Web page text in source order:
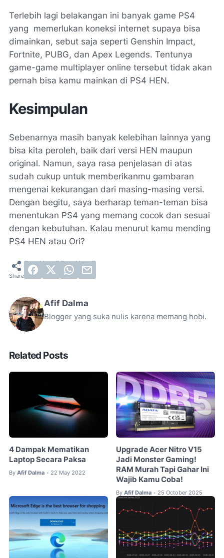
Terlebih lagi belakangan ini banyak game PS4
yang memerlukan koneksi internet supaya bisa
dimainkan, sebut saja seperti Genshin Impact,
Fortnite, PUBG, dan Apex Legends. Tentunya
game-game multiplayer online tersebut tidak akan
pernah bisa kamu mainkan di PS4 HEN.
Kesimpulan
Sebenarnya masih banyak kelebihan lainnya yang
bisa kita peroleh, baik dari versi HEN maupun
original. Namun, saya rasa penjelasan di atas
sudah cukup untuk memberikanmu gambaran
mengenai kekurangan dari masing-masing versi.
Dengan begitu, saya berharap teman-teman bisa
menentukan PS4 yang memang cocok dan sesuai
dengan kebutuhan. Kalau menurut kamu mending
PS4 HEN atau Ori?
Afif Dalma
Blogger yang suka nulis karena memang hobi.
Related Posts
4 Dampak Mematikan
Laptop Secara Paksa
By Afif Dalma • 22 May 2022
Upgrade Acer Nitro V15
Jadi Monster Gaming!
RAM Murah Tapi Gahar Ini
Wajib Kamu Coba!
By Afif Dalma • 25 October 2025